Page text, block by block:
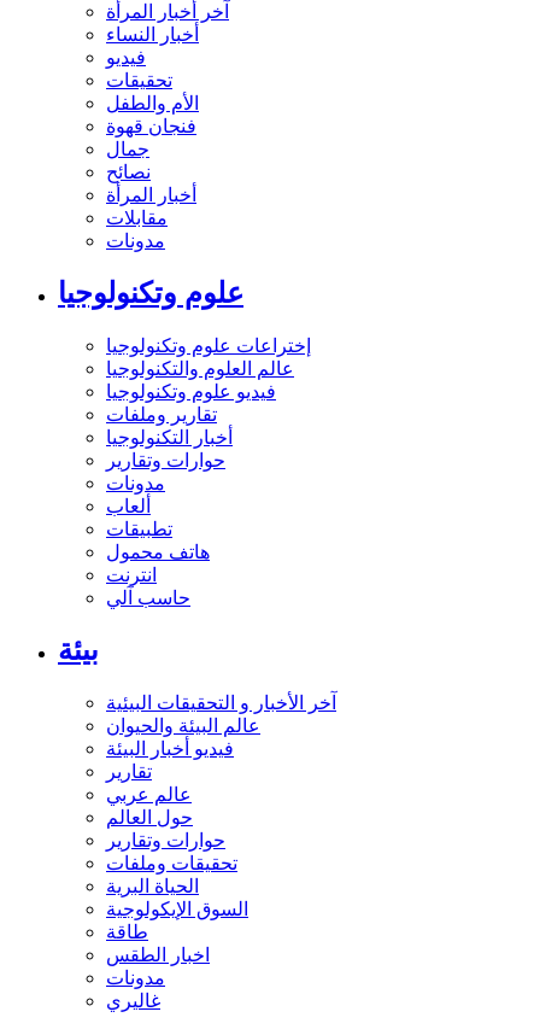
آخر أخبار المرأة
أخبار النساء
فيديو
تحقيقات
الأم والطفل
فنجان قهوة
جمال
نصائح
أخبار المرأة
مقابلات
مدونات
علوم وتكنولوجيا
إختراعات علوم وتكنولوجيا
عالم العلوم والتكنولوجيا
فيديو علوم وتكنولوجيا
تقارير وملفات
أخبار التكنولوجيا
حوارات وتقارير
مدونات
ألعاب
تطبيقات
هاتف محمول
انترنت
حاسب آلي
بيئة
آخر الأخبار و التحقيقات البيئية
عالم البيئة والحيوان
فيديو أخبار البيئة
تقارير
عالم عربي
حول العالم
حوارات وتقارير
تحقيقات وملفات
الحياة البرية
السوق الإيكولوجية
طاقة
اخبار الطقس
مدونات
غاليري